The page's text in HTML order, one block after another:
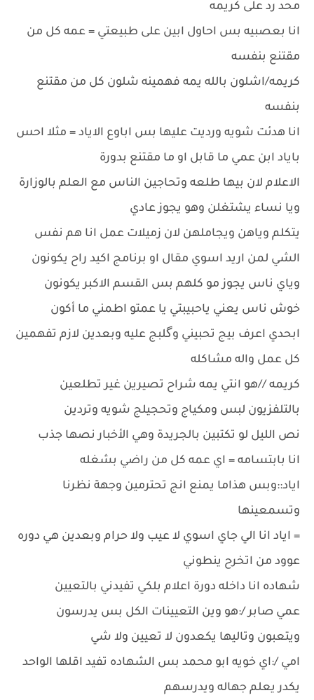
محد رد على كريمه
انا بعصبيه بس احاول ابين على طبيعتي = عمه كل من
مقتنع بنفسه
كريمه/اشلون بالله يمه فهمينه شلون كل من مقتنع
بنفسه
انا هدئت شويه ورديت عليها بس اباوع الاياد = مثلا احس
باياد ابن عمي ما قابل او ما مقتنع بدورة
الاعلام لان بيها طلعه وتحاجين الناس مع العلم بالوزارة
ويا نساء يشتغلن وهو يجوز عادي
يتكلم وياهن ويجاملهن لان زميلات عمل انا هم نفس
الشي لمن اريد اسوي مقال او برنامج اكيد راح يكونون
وياي ناس يجوز مو كلهم بس القسم الاكبر يكونون
خوش ناس يعني ياحبيبتي يا عمتو اطمني ما أكون
ابحدي اعرف بيج تحبيني وگلبج عليه وبعدين لازم تفهمين
كل عمل واله مشاكله
كريمه //هو انتي يمه شراح تصيرين غير تطلعين
بالتلفزيون لبس ومكياج وتحجيلج شويه وتردين
نص الليل لو تكتبين بالجريدة وهي الأخبار نصها جذب
انا بابتسامه = اي عمه كل من راضي بشغله
اياد::وبس هذاما يمنع انج تحترمين وجهة نظرنا
وتسمعينها
= اياد انا الي جاي اسوي لا عيب ولا حرام وبعدين هي دوره
عوود من اتخرح ينطوني
شهاده انا داخله دورة اعلام بلكي تفيدني بالتعيين
عمي صابر /:هو وين التعيينات الكل بس يدرسون
ويتعبون وتاليها يكعدون لا تعيين ولا شي
امي /:اي خويه ابو محمد بس الشهاده تفيد اقلها الواحد
يكدر يعلم جهاله ويدرسهم